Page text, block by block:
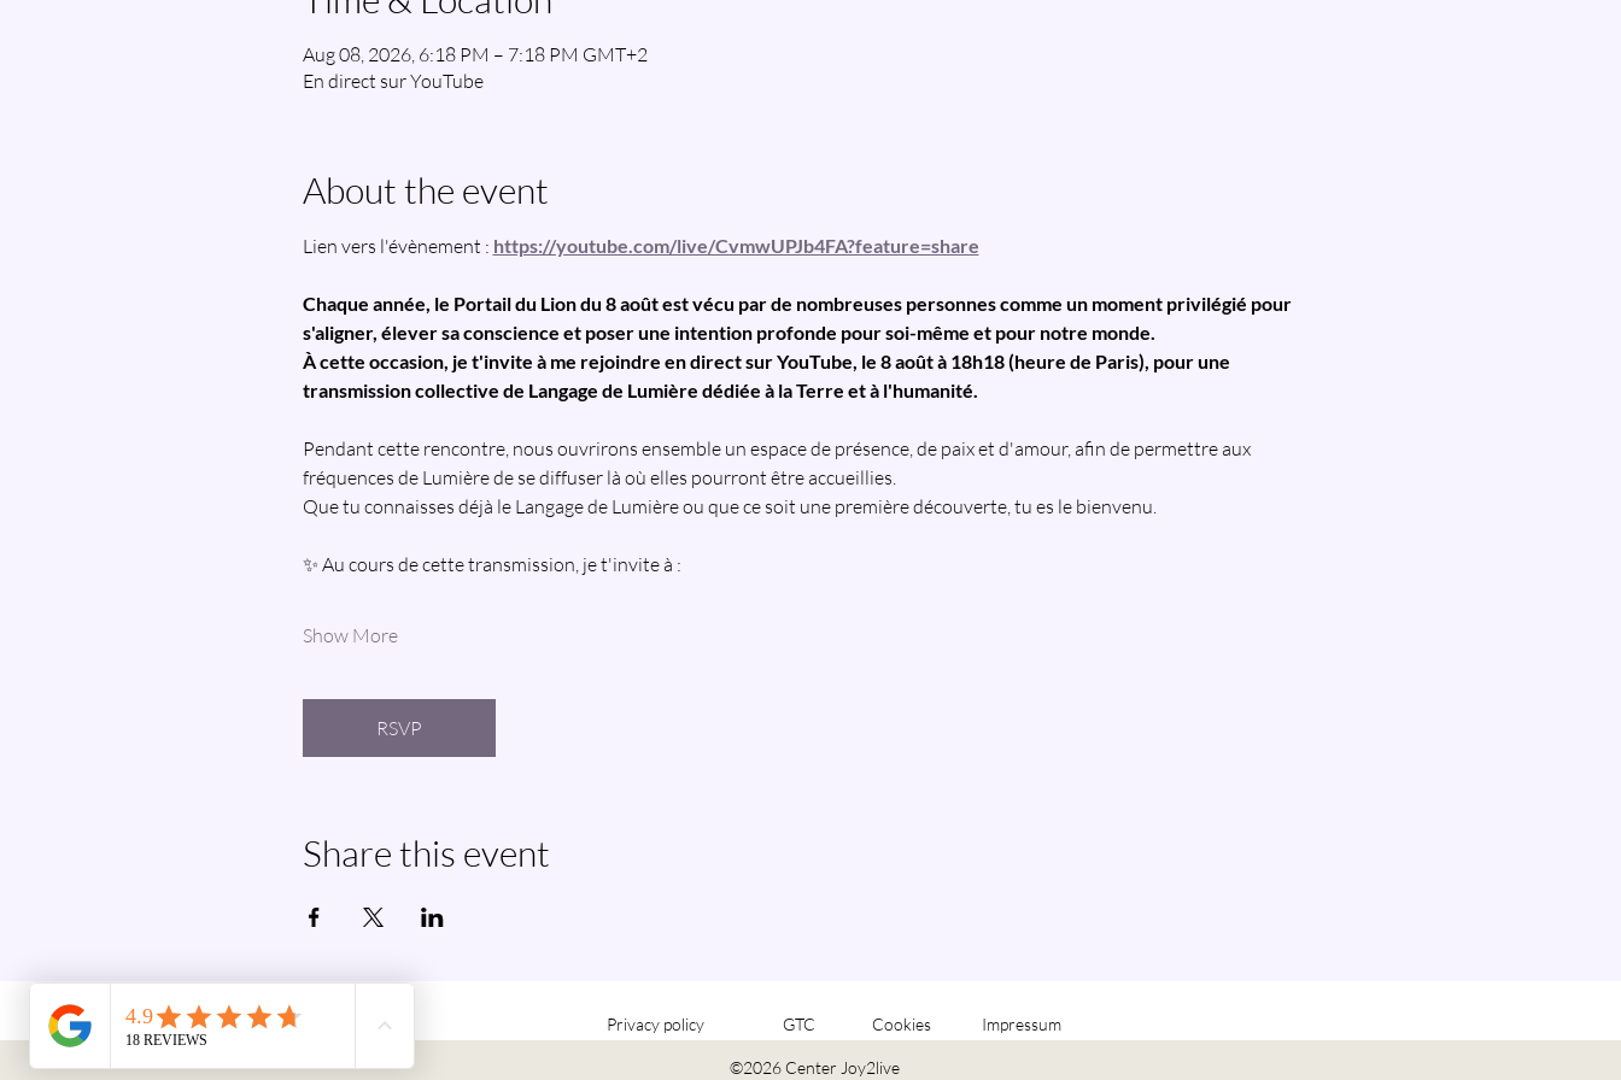
Aug 08, 2026, 6:18 PM – 7:18 PM GMT+2
En direct sur YouTube
About the event
Lien vers l'évènement : https://youtube.com/live/CvmwUPJb4FA?feature=share
Chaque année, le Portail du Lion du 8 août est vécu par de nombreuses personnes comme un moment privilégié pour
s'aligner, élever sa conscience et poser une intention profonde pour soi-même et pour notre monde.
À cette occasion, je t'invite à me rejoindre en direct sur YouTube, le 8 août à 18h18 (heure de Paris), pour une
transmission collective de Langage de Lumière dédiée à la Terre et à l'humanité.
Pendant cette rencontre, nous ouvrirons ensemble un espace de présence, de paix et d'amour, afin de permettre aux
fréquences de Lumière de se diffuser là où elles pourront être accueillies.
Que tu connaisses déjà le Langage de Lumière ou que ce soit une première découverte, tu es le bienvenu.
✨ Au cours de cette transmission, je t'invite à :
Show More
RSVP
Share this event
Privacy policy GTC Cookies Impressum
©2026 Center Joy2live